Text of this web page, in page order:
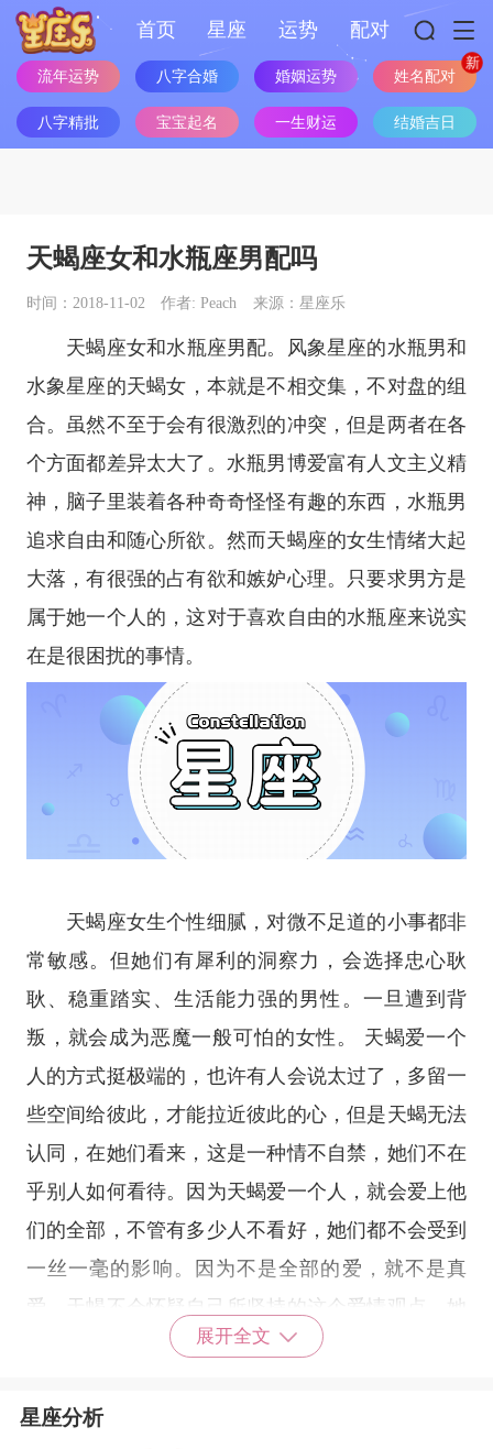
首页 星座 运势 配对
流年运势 八字合婚 婚姻运势 姓名配对
八字精批 宝宝起名 一生财运 结婚吉日
天蝎座女和水瓶座男配吗
时间：2018-11-02 作者: Peach 来源：星座乐
天蝎座女和水瓶座男配。 风象星座的水瓶男和
水象星座的天蝎女，本就是不相交集，不对盘的组
合。虽然不至于会有很激烈的冲突，但是两者在各
个方面都差异太大了。水瓶男博爱富有人文主义精
神，脑子里装着各种奇奇怪怪有趣的东西，水瓶男
追求自由和随心所欲。然而天蝎座的女生情绪大起
大落，有很强的占有欲和嫉妒心理。只要求男方是
属于她一个人的，这对于喜欢自由的水瓶座来说实
在是很困扰的事情。
天蝎座女生个性细腻，对微不足道的小事都非
常敏感。但她们有犀利的洞察力，会选择忠心耿
耿、稳重踏实、生活能力强的男性。一旦遭到背
叛，就会成为恶魔一般可怕的女性。 天蝎爱一个
人的方式挺极端的，也许有人会说太过了，多留一
些空间给彼此，才能拉近彼此的心，但是天蝎无法
认同，在她们看来，这是一种情不自禁，她们不在
乎别人如何看待。因为天蝎爱一个人，就会爱上他
们的全部，不管有多少人不看好，她们都不会受到
一丝一毫的影响。因为不是全部的爱，就不是真
爱，天蝎不会怀疑自己所坚持的这个爱情观点。她
们有着很强烈的占有欲，她们会想要知道对方的一
生活，最好不要留下任何不良记录，否则她们就更
展开全文
星座分析